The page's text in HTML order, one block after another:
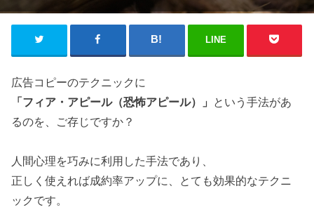
LINE
広告コピーのテクニックに
「フィア・アピール（恐怖アピール）」 という手法があ
るのを、ご存じですか？
人間心理を巧みに利用した手法であり、
正しく使えれば成約率アップに、とても効果的なテクニ
ックです。